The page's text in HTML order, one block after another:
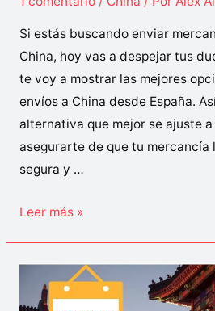
Si estás buscando enviar
China, hoy vas a despejar tus
te voy a mostrar las mejores
envíos a China desde España.
alternativa que mejor se ajuste
asegurarte de que tu mercancía
segura y …
¿Cuál
mejor
opción
Leer más »